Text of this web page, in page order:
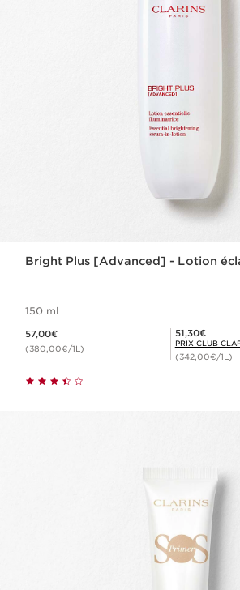
Bright Plus [Advanced] - Lotion
150 ml
57,00€
(380,00€/1L)
Prix Club Clarins 51,30€
51,30€
PRIX CLUB
(342,00€/1L)